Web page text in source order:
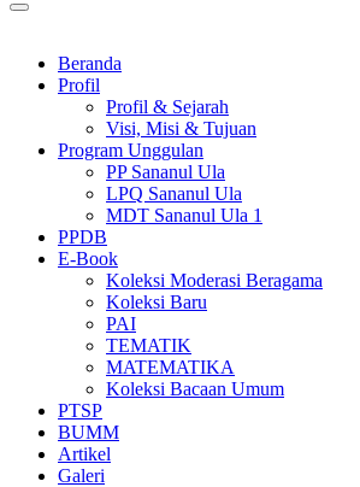
Beranda
Profil
Profil & Sejarah
Visi, Misi & Tujuan
Program Unggulan
PP Sananul Ula
LPQ Sananul Ula
MDT Sananul Ula 1
PPDB
E-Book
Koleksi Moderasi Beragama
Koleksi Baru
PAI
TEMATIK
MATEMATIKA
Koleksi Bacaan Umum
PTSP
BUMM
Artikel
Galeri